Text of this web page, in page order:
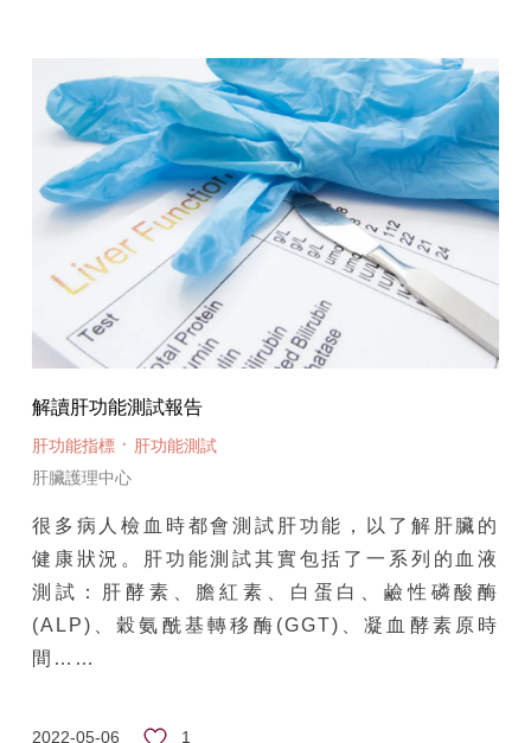
解讀肝功能測試報告
肝功能指標· 肝功能測試
肝臟護理中心
很多病人檢血時都會測試肝功能，以了解肝臟的
健康狀況。肝功能測試其實包括了一系列的血液
測試：肝酵素、膽紅素、白蛋白、鹼性磷酸酶
(ALP)、穀氨酰基轉移酶(GGT)、凝血酵素原時
間……
2022-05-06 1